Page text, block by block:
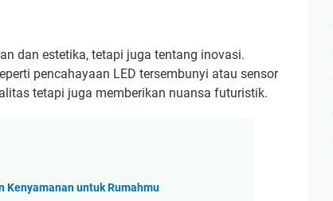
dan estetika, tetapi juga tentang inovasi.
pencahayaan LED tersembunyi atau sensor
tetapi juga memberikan nuansa futuristik.
Kenyamanan untuk Rumahmu